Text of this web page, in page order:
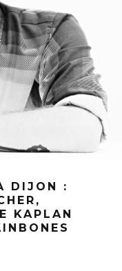
DIJON :
KAPLAN